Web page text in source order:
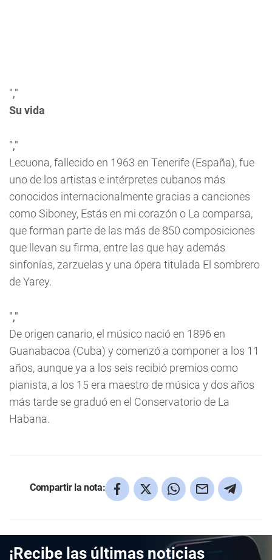
","
Su vida
","
Lecuona, fallecido en 1963 en Tenerife (España), fue
uno de los artistas e intérpretes cubanos más
conocidos internacionalmente gracias a canciones
como Siboney, Estás en mi corazón o La comparsa,
que forman parte de las más de 850 composiciones
que llevan su firma, entre las que hay además
sinfonías, zarzuelas y una ópera titulada El sombrero
de Yarey.
","
De origen canario, el músico nació en 1896 en
Guanabacoa (Cuba) y comenzó a componer a los 11
años, aunque ya a los seis recibió premios como
pianista, a los 15 era maestro de música y dos años
más tarde se graduó en el Conservatorio de La
Habana.
Compartir la nota:
¡Recibe las últimas noticias